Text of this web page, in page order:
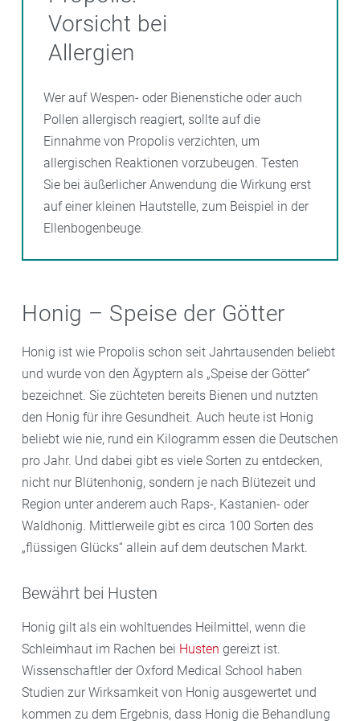
ParodontoseundMundgeruch
Vorsicht bei
Allergien
Wer auf Wespen- oder Bienenstiche oder auch
Pollen allergisch reagiert, sollte auf die
Einnahme von Propolis verzichten, um
allergischen Reaktionen vorzubeugen. Testen
Sie bei äußerlicher Anwendung die Wirkung erst
auf einer kleinen Hautstelle, zum Beispiel in der
Ellenbogenbeuge.
Honig – Speise der Götter
Honig ist wie Propolis schon seit Jahrtausenden beliebt
und wurde von den Ägyptern als „Speise der Götter“
bezeichnet. Sie züchteten bereits Bienen und nutzten
den Honig für ihre Gesundheit. Auch heute ist Honig
beliebt wie nie, rund ein Kilogramm essen die Deutschen
pro Jahr. Und dabei gibt es viele Sorten zu entdecken,
nicht nur Blütenhonig, sondern je nach Blütezeit und
Region unter anderem auch Raps-, Kastanien- oder
Waldhonig. Mittlerweile gibt es circa 100 Sorten des
„flüssigen Glücks“ allein auf dem deutschen Markt.
Bewährt bei Husten
Honig gilt als ein wohltuendes Heilmittel, wenn die
Schleimhaut im Rachen bei Husten gereizt ist.
Wissenschaftler der Oxford Medical School haben
Studien zur Wirksamkeit von Honig ausgewertet und
kommen zu dem Ergebnis, dass Honig die Behandlung